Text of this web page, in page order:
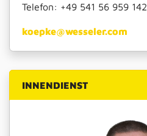
Telefon: +49 541 56 959 142
koepke@wesseler.com
INNENDIENST